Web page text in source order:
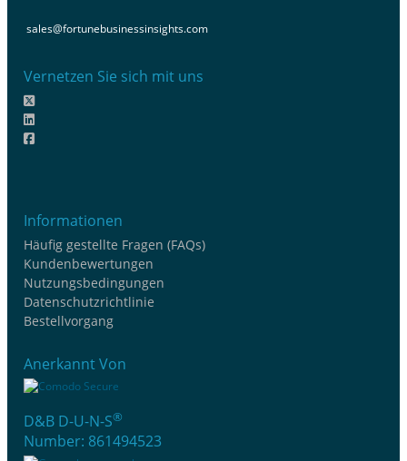
sales@fortunebusinessinsights.com
Vernetzen Sie sich mit uns
Informationen
Häufig gestellte Fragen (FAQs)
Kundenbewertungen
Nutzungsbedingungen
Datenschutzrichtlinie
Bestellvorgang
Anerkannt Von
D&B D-U-N-S®
Number: 861494523